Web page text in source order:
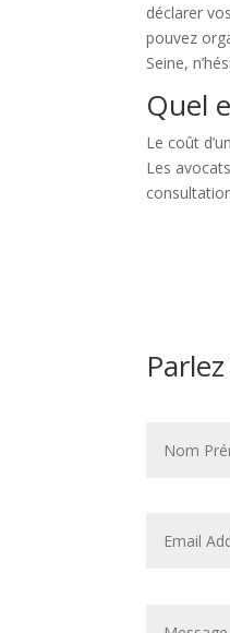
déclarer
pouvez
Seine,
Quel
Le coût
Les